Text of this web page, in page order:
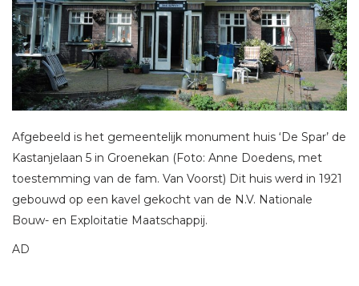
Afgebeeld is het gemeentelijk monument huis ‘De Spar’ de
Kastanjelaan 5 in Groenekan (Foto: Anne Doedens, met
toestemming van de fam. Van Voorst) Dit huis werd in 1921
gebouwd op een kavel gekocht van de N.V. Nationale
Bouw- en Exploitatie Maatschappij.
AD